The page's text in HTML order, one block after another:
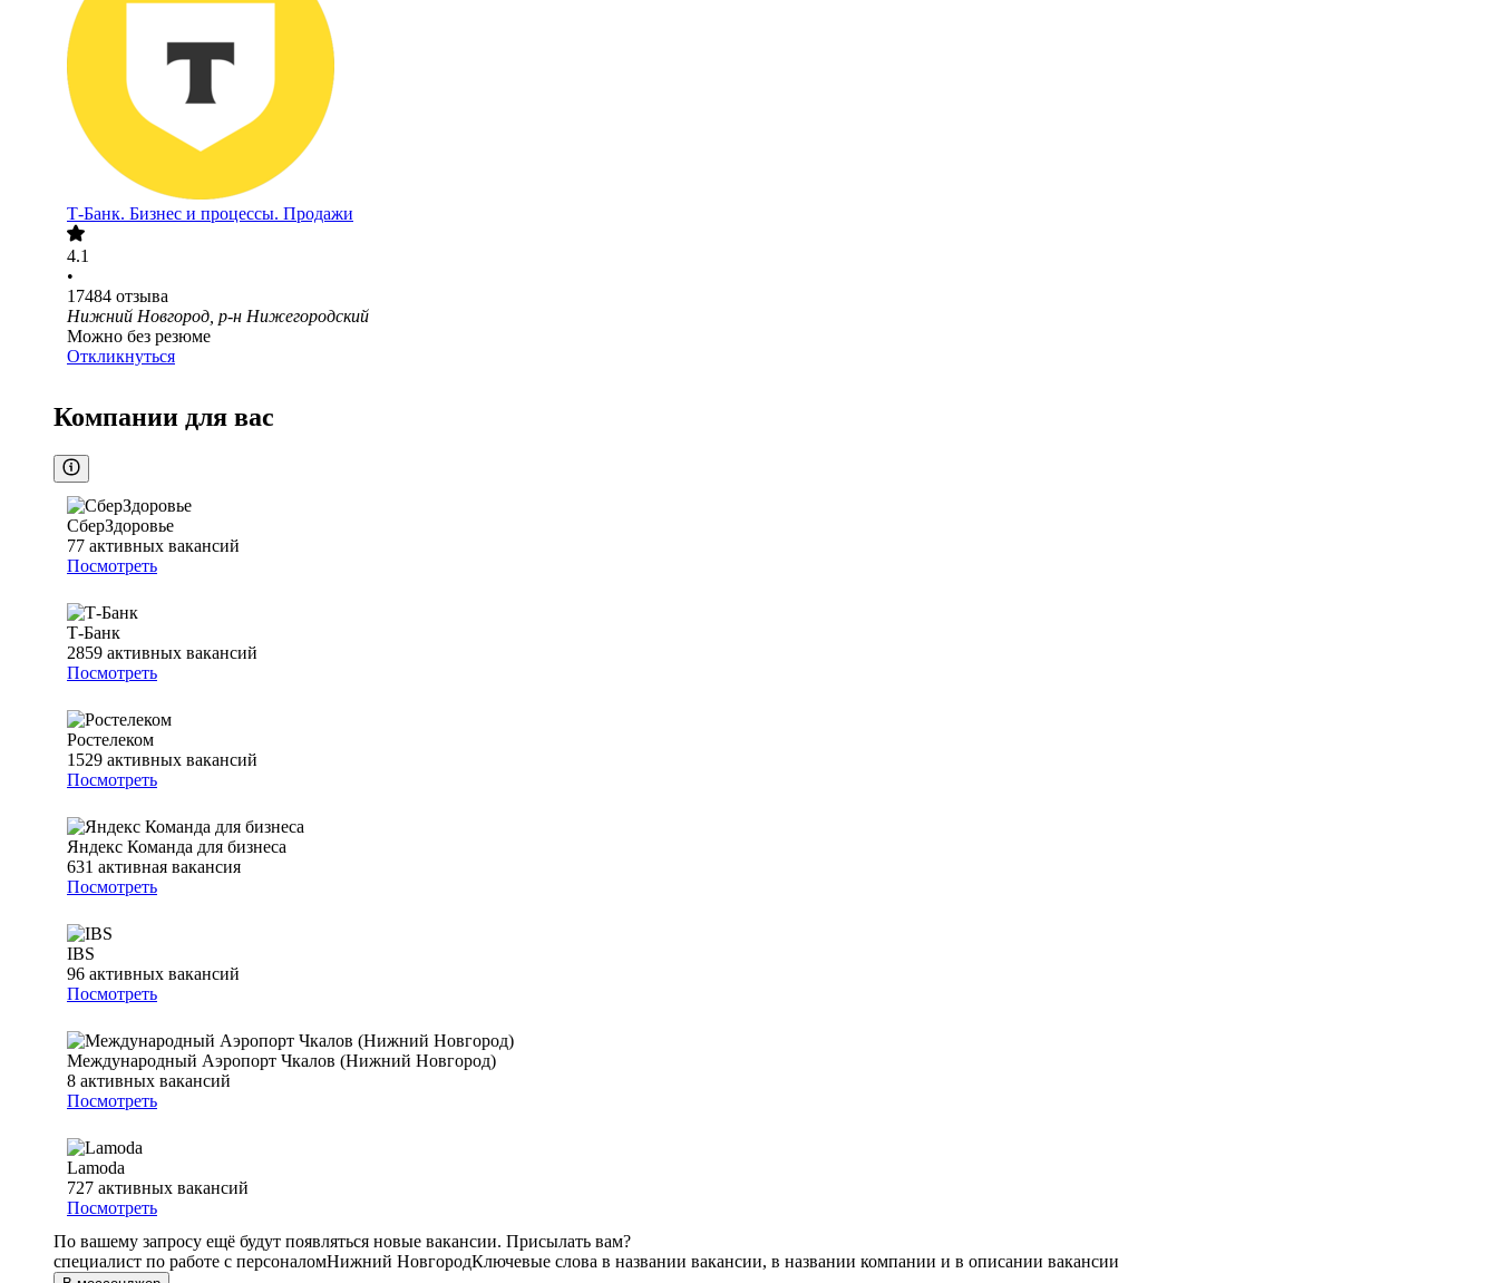
Т-Банк. Бизнес и процессы. Продажи
4.1
•
17484 отзыва
Нижний Новгород, р-н Нижегородский
Можно без резюме
Откликнуться
Компании для вас
СберЗдоровье
77 активных вакансий
Посмотреть
Т-Банк
2859 активных вакансий
Посмотреть
Ростелеком
1529 активных вакансий
Посмотреть
Яндекс Команда для бизнеса
631 активная вакансия
Посмотреть
IBS
96 активных вакансий
Посмотреть
Международный Аэропорт Чкалов (Нижний Новгород)
8 активных вакансий
Посмотреть
Lamoda
727 активных вакансий
Посмотреть
По вашему запросу ещё будут появляться новые вакансии. Присылать вам?
специалист по работе с персоналомНижний НовгородКлючевые слова в названии вакансии, в названии компании и в описании вакансии